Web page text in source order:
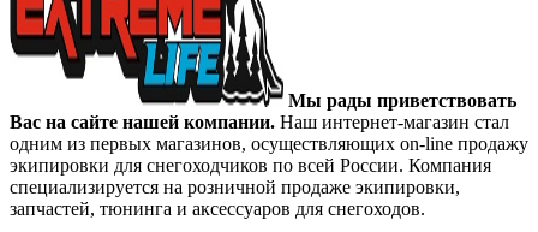
Мы рады приветствовать
Вас на сайте нашей компании. Наш интернет-магазин стал
одним из первых магазинов, осуществляющих on-line продажу
экипировки для снегоходчиков по всей России. Компания
специализируется на розничной продаже экипировки,
запчастей, тюнинга и аксессуаров для снегоходов.